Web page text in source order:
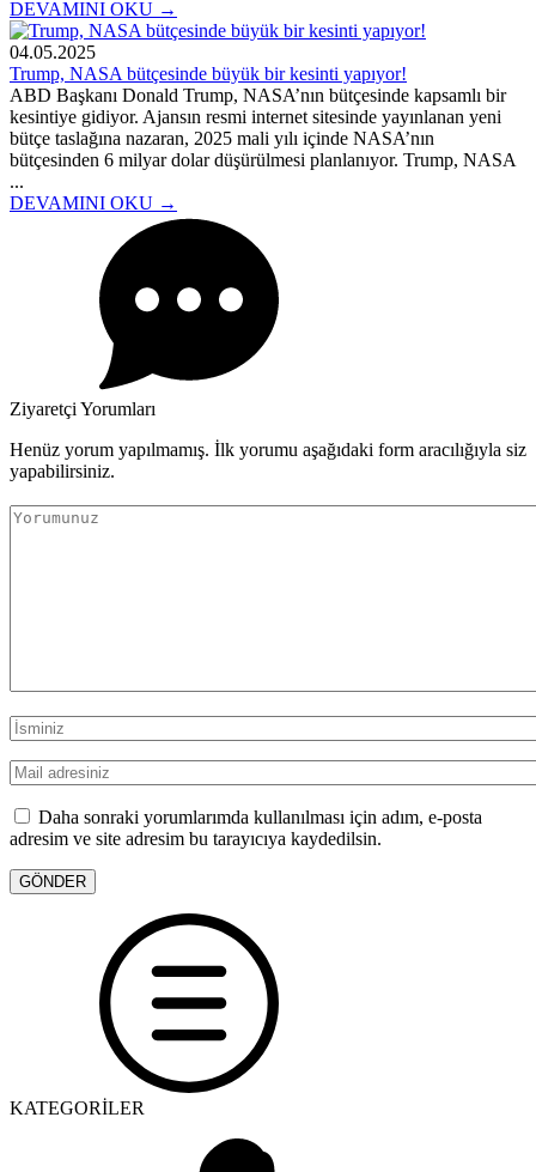
DEVAMINI OKU →
04.05.2025
Trump, NASA bütçesinde büyük bir kesinti yapıyor!
ABD Başkanı Donald Trump, NASA’nın bütçesinde kapsamlı bir
kesintiye gidiyor. Ajansın resmi internet sitesinde yayınlanan yeni
bütçe taslağına nazaran, 2025 mali yılı içinde NASA’nın
bütçesinden 6 milyar dolar düşürülmesi planlanıyor. Trump, NASA
...
DEVAMINI OKU →
Ziyaretçi Yorumları
Henüz yorum yapılmamış. İlk yorumu aşağıdaki form aracılığıyla siz
yapabilirsiniz.
Daha sonraki yorumlarımda kullanılması için adım, e-posta
adresim ve site adresim bu tarayıcıya kaydedilsin.
KATEGORİLER